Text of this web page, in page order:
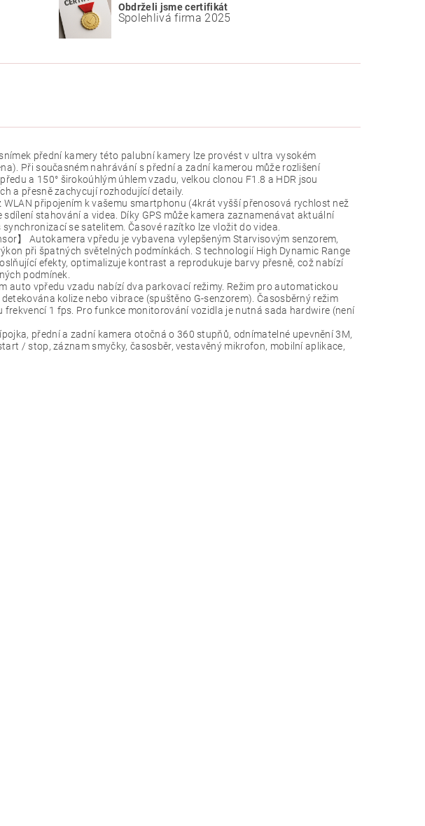
Obdrželi jsme certifikát
Spolehlivá firma 2025
přední kamery této palubní kamery lze provést v ultra vysokém
Při současném nahrávání s přední a zadní kamerou může rozlišení
a 150° širokoúhlým úhlem vzadu, velkou clonou F1.8 a HDR jsou
a přesně zachycují rozhodující detaily.
WLAN připojením k vašemu smartphonu (4krát vyšší přenosová rychlost než
stahování a videa. Díky GPS může kamera zaznamenávat aktuální
se satelitem. Časové razítko lze vložit do videa.
】 Autokamera vpředu je vybavena vylepšeným Starvisovým senzorem,
při špatných světelných podmínkách. S technologií High Dynamic Range
efekty, optimalizuje kontrast a reprodukuje barvy přesně, což nabízí
podmínek.
auto vpředu vzadu nabízí dva parkovací režimy. Režim pro automatickou
kolize nebo vibrace (spuštěno G-senzorem). Časosběrný režim
1 fps. Pro funkce monitorování vozidla je nutná sada hardwire (není
přední a zadní kamera otočná o 360 stupňů, odnímatelné upevnění 3M,
/ stop, záznam smyčky, časosběr, vestavěný mikrofon, mobilní aplikace,